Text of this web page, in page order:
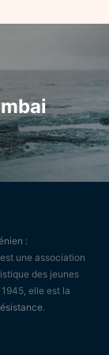
:
une association
des jeunes
elle est la
.